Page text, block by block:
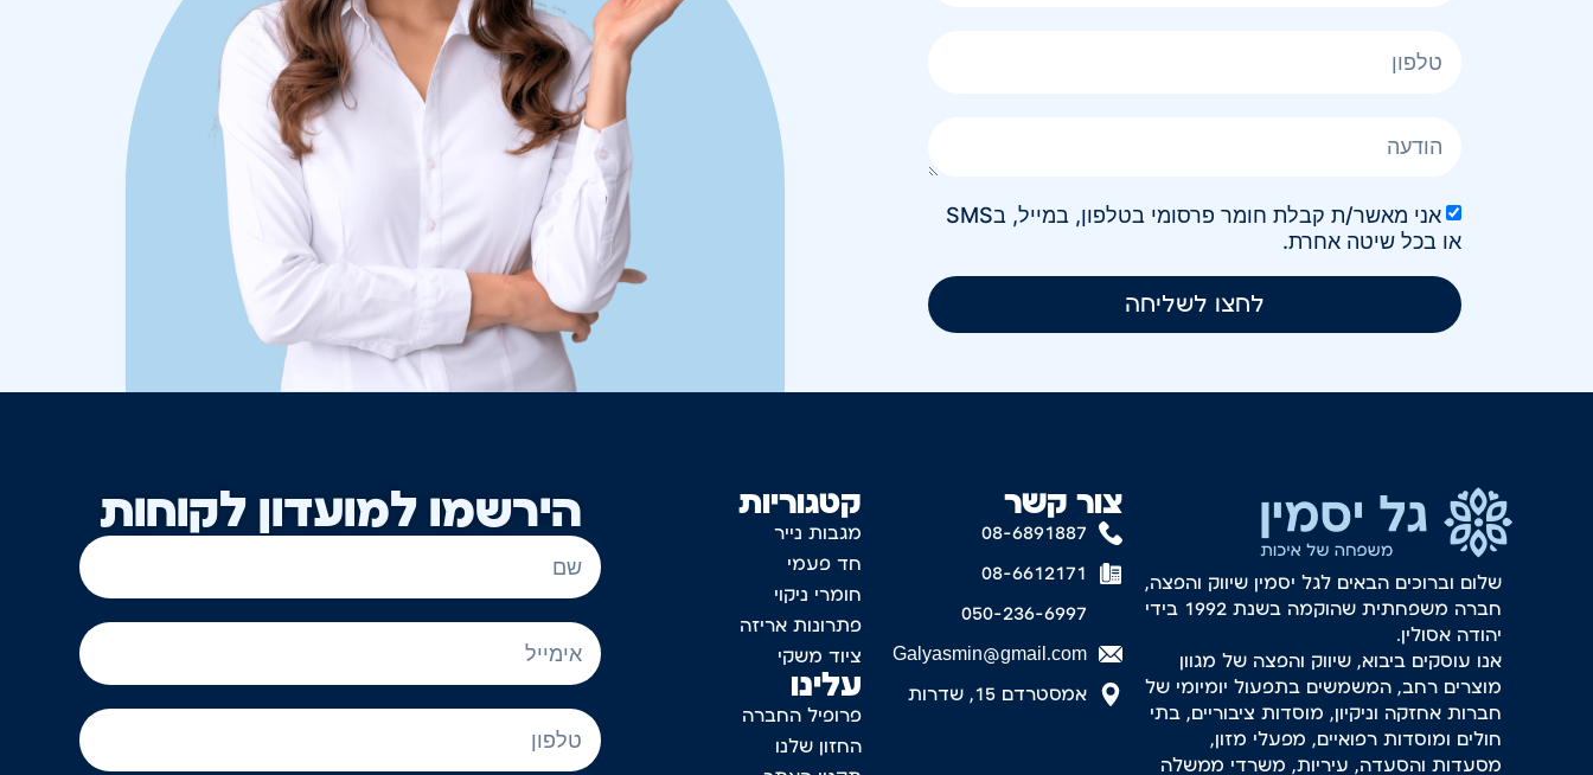
אני מאשר/ת קבלת חומר פרסומי בטלפון, במייל, בSMS
או בכל שיטה אחרת.
לחצו לשליחה
הירשמו למועדון לקוחות קטגוריות
מגבות נייר
חד פעמי
חומרי ניקוי
פתרונות אריזה
ציוד משקי
עלינו
פרופיל החברה
החזון שלנו
צור קשר
08-6891887
08-6612171
050-236-6997
Galyasmin@gmail.com
אמסטרדם 15, שדרות
שלום וברוכים הבאים לגל יסמין שיווק והפצה,
חברה משפחתית שהוקמה בשנת 1992 בידי
יהודה אסולין.
אנו עוסקים ביבוא, שיווק והפצה של מגוון
מוצרים רחב, המשמשים בתפעול יומיומי של
חברות אחזקה וניקיון, מוסדות ציבוריים, בתי
חולים ומוסדות רפואיים, מפעלי מזון,
מסעדות והסעדה, עיריות, משרדי ממשלה